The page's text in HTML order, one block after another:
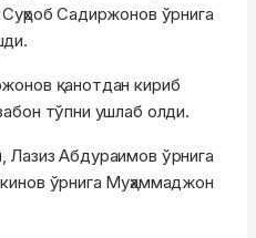
Садиржонов ўрнига
қанотдан кириб
тўпни ушлаб олди.
Лазиз Абдураимов ўрнига
ўрнига Муҳаммаджон